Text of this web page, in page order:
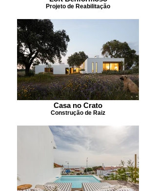
Projeto de Reabilitação
Casa no Crato
Construção de Raiz